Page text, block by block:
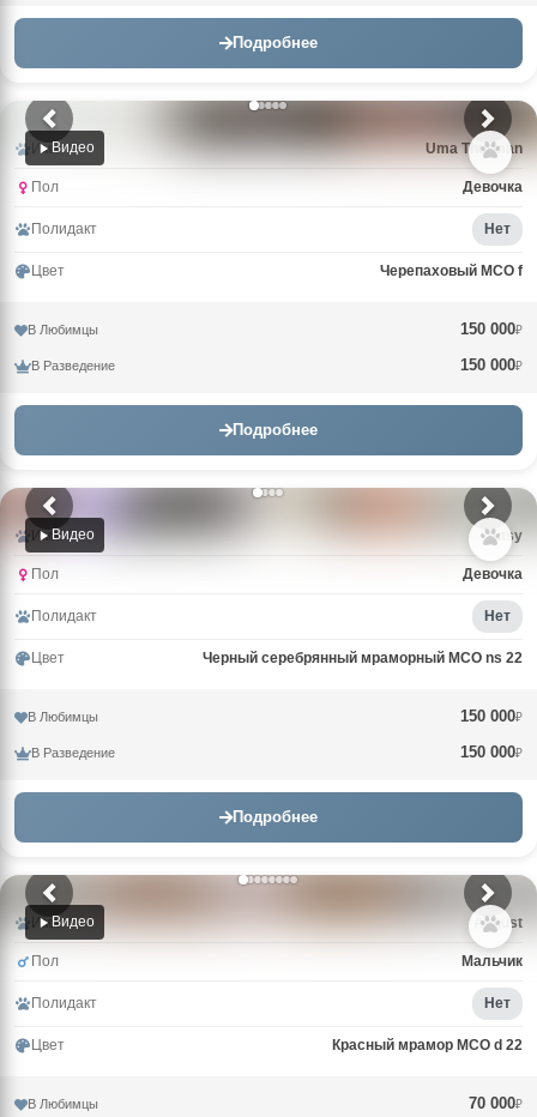
Подробнее
Видео
Имя Uma Thurman
Пол Девочка
Полидакт Нет
Цвет Черепаховый MCO f
В Любимцы 150 000₽
В Разведение 150 000₽
Подробнее
Видео
Имя Tutsy
Пол Девочка
Полидакт Нет
Цвет Черный серебрянный мраморный MCO ns 22
В Любимцы 150 000₽
В Разведение 150 000₽
Подробнее
Видео
Имя Avgust
Пол Мальчик
Полидакт Нет
Цвет Красный мрамор MCO d 22
В Любимцы 70 000₽